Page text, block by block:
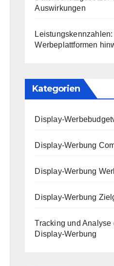
Auswirkungen
Werbeplattformen
Kategorien
Display-
Display-Werbung
Display-Werbung
Display-Werbung
Tracking und
Display-Werbung